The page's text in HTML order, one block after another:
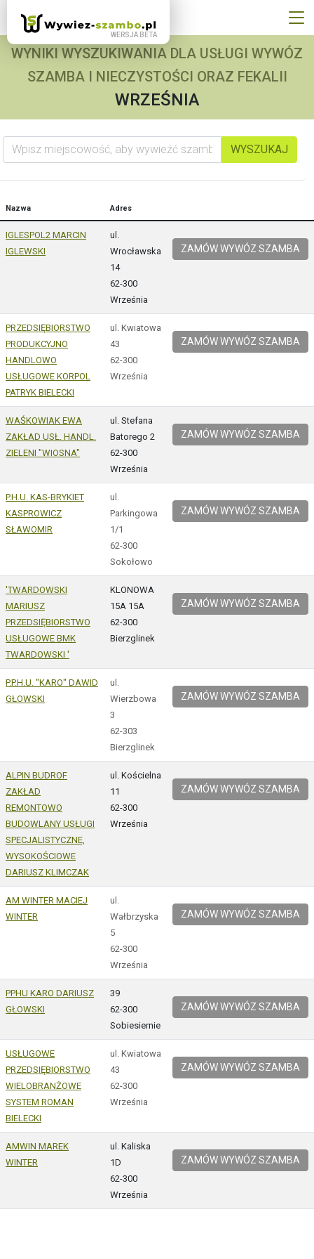
WYNIKI WYSZUKIWANIA DLA USŁUGI WYWÓZ
SZAMBA I NIECZYSTOŚCI ORAZ FEKALII
WRZEŚNIA
Wpisz miejscowość, aby wywieźć szambo
WYSZUKAJ
Nazwa Adres
IGLESPOL2 MARCIN
IGLEWSKI
ul.
Wrocławska
14
62-300
Września
ZAMÓW WYWÓZ SZAMBA
PRZEDSIĘBIORSTWO
PRODUKCYJNO
HANDLOWO
USŁUGOWE KORPOL
PATRYK BIELECKI
ul. Kwiatowa
43
62-300
Września
ZAMÓW WYWÓZ SZAMBA
WAŚKOWIAK EWA
ZAKŁAD USŁ. HANDL.
ZIELENI "WIOSNA"
ul. Stefana
Batorego 2
62-300
Września
ZAMÓW WYWÓZ SZAMBA
P.H.U. KAS-BRYKIET
KASPROWICZ
SŁAWOMIR
ul.
Parkingowa
1/1
62-300
Sokołowo
ZAMÓW WYWÓZ SZAMBA
'TWARDOWSKI
MARIUSZ
PRZEDSIĘBIORSTWO
USŁUGOWE BMK
TWARDOWSKI '
KLONOWA
15A 15A
62-300
Bierzglinek
ZAMÓW WYWÓZ SZAMBA
P.P.H.U. "KARO" DAWID
GŁOWSKI
ul.
Wierzbowa
3
62-303
Bierzglinek
ZAMÓW WYWÓZ SZAMBA
ALPIN BUDROF
ZAKŁAD
REMONTOWO
BUDOWLANY USŁUGI
SPECJALISTYCZNE,
WYSOKOŚCIOWE
DARIUSZ KLIMCZAK
ul. Kościelna
11
62-300
Września
ZAMÓW WYWÓZ SZAMBA
AM WINTER MACIEJ
WINTER
ul.
Wałbrzyska
5
62-300
Września
ZAMÓW WYWÓZ SZAMBA
PPHU KARO DARIUSZ
GŁOWSKI
39
62-300
Sobiesiernie
ZAMÓW WYWÓZ SZAMBA
USŁUGOWE
PRZEDSIĘBIORSTWO
WIELOBRANŻOWE
SYSTEM ROMAN
BIELECKI
ul. Kwiatowa
43
62-300
Września
ZAMÓW WYWÓZ SZAMBA
AMWIN MAREK
WINTER
ul. Kaliska
1D
62-300
Września
ZAMÓW WYWÓZ SZAMBA